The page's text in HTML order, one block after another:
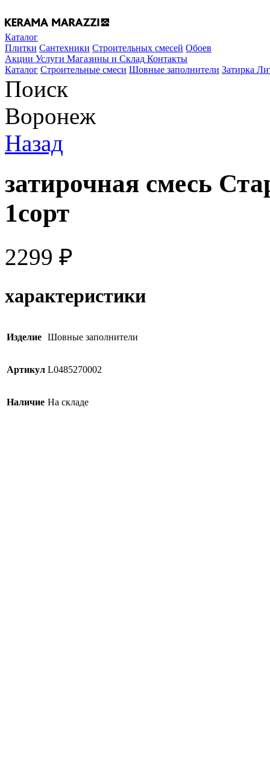
Каталог
Плитки Сантехники Строительных смесей Обоев
Акции Услуги Магазины и Склад Контакты
Каталог Строительные смеси Шовные заполнители Затирка
Поиск
Воронеж
Назад
затирочная смесь
1сорт
2299 ₽
характеристики
Изделие Шовные заполнители
Артикул L0485270002
Наличие На складе